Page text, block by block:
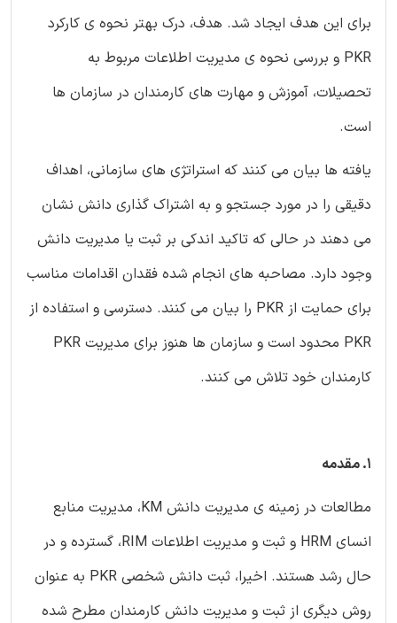
برای این هدف ایجاد شد. هدف، درک بهتر نحوه ی کارکرد
PKR و بررسی نحوه ی مدیریت اطلاعات مربوط به
تحصیلات، آموزش و مهارت های کارمندان در سازمان ها
است.
یافته ها بیان می کنند که استراتژی های سازمانی، اهداف
دقیقی را در مورد جستجو و به اشتراک گذاری دانش نشان
می دهند در حالی که تاکید اندکی بر ثبت یا مدیریت دانش
وجود دارد. مصاحبه های انجام شده فقدان اقدامات مناسب
برای حمایت از PKR را بیان می کنند. دسترسی و استفاده از
PKR محدود است و سازمان ها هنوز برای مدیریت PKR
کارمندان خود تلاش می کنند.
1. مقدمه
مطالعات در زمینه ی مدیریت دانش KM، مدیریت منابع
انسای HRM و ثبت و مدیریت اطلاعات RIM، گسترده و در
حال رشد هستند. اخیرا، ثبت دانش شخصی PKR به عنوان
روش دیگری از ثبت و مدیریت دانش کارمندان مطرح شده